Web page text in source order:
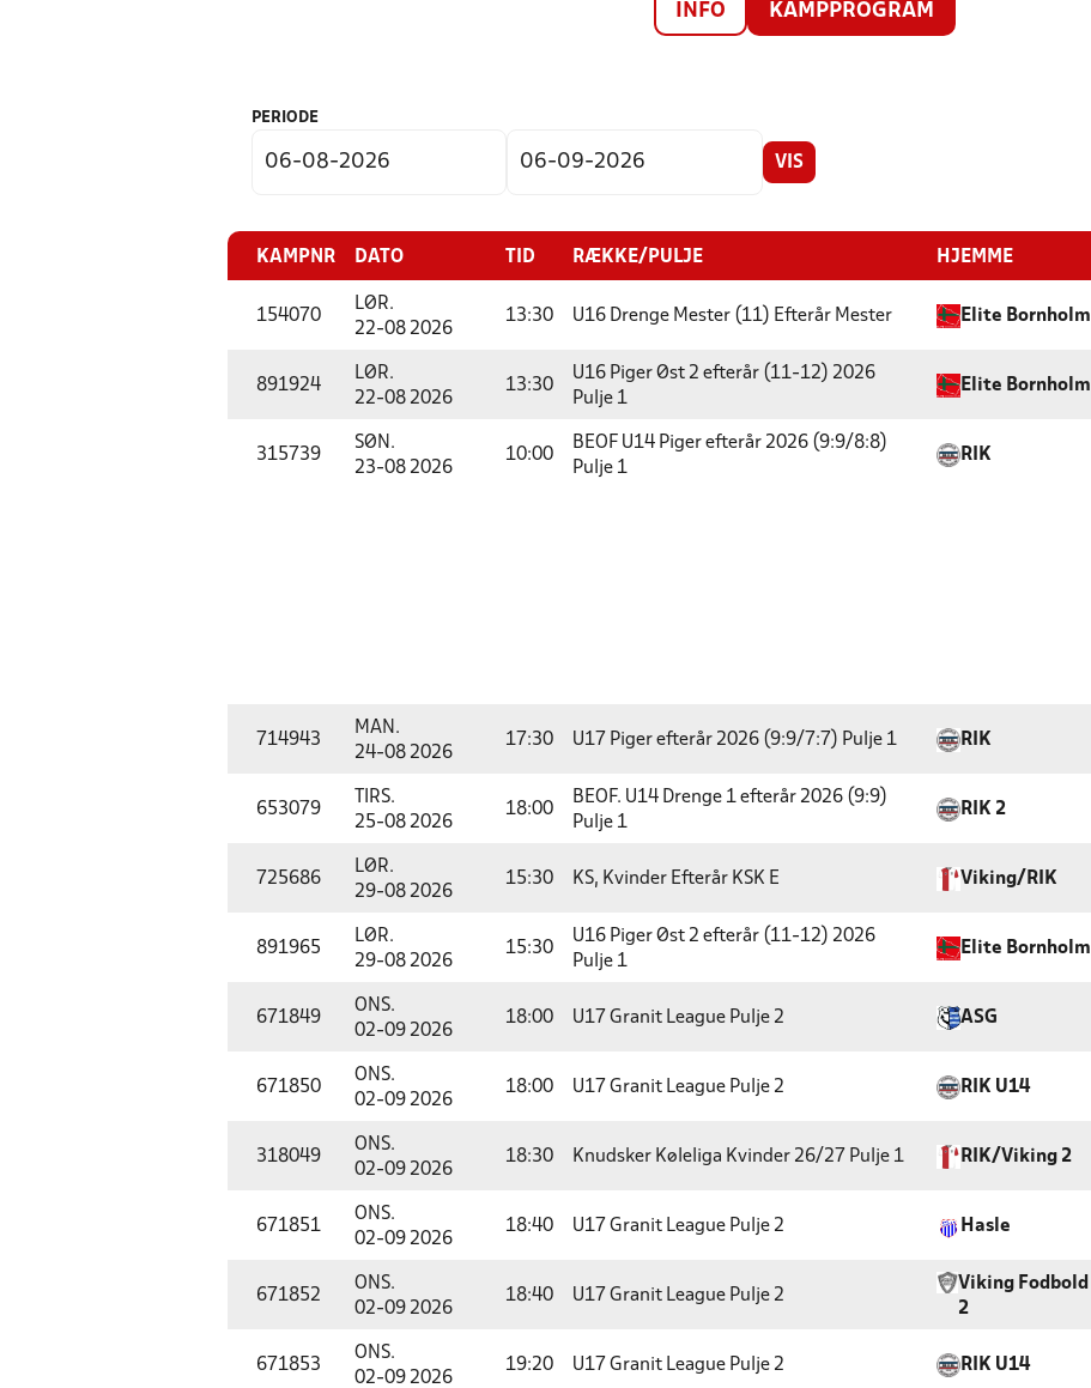
INFO KAMPPROGRAM
PERIODE
VIS
KAMPNR DATO TID RÆKKE/PULJE HJEMME
154070
LØR.
22-08 2026
13:30 U16 Drenge Mester (11) Efterår Mester Elite Bornholm
891924
LØR.
22-08 2026
13:30
U16 Piger Øst 2 efterår (11-12) 2026
Pulje 1
Elite Bornholm
315739
SØN.
23-08 2026
10:00
BEOF U14 Piger efterår 2026 (9:9/8:8)
Pulje 1
RIK
714943
MAN.
24-08 2026
17:30 U17 Piger efterår 2026 (9:9/7:7) Pulje 1 RIK
653079
TIRS.
25-08 2026
18:00
BEOF. U14 Drenge 1 efterår 2026 (9:9)
Pulje 1
RIK 2
725686
LØR.
29-08 2026
15:30 KS, Kvinder Efterår KSK E Viking/RIK
891965
LØR.
29-08 2026
15:30
U16 Piger Øst 2 efterår (11-12) 2026
Pulje 1
Elite Bornholm
671849
ONS.
02-09 2026
18:00 U17 Granit League Pulje 2 ASG
671850
ONS.
02-09 2026
18:00 U17 Granit League Pulje 2 RIK U14
318049
ONS.
02-09 2026
18:30 Knudsker Køleliga Kvinder 26/27 Pulje 1 RIK/Viking 2
671851
ONS.
02-09 2026
18:40 U17 Granit League Pulje 2 Hasle
671852
ONS.
02-09 2026
18:40 U17 Granit League Pulje 2
Viking Fodbold
2
671853
ONS.
02-09 2026
19:20 U17 Granit League Pulje 2 RIK U14